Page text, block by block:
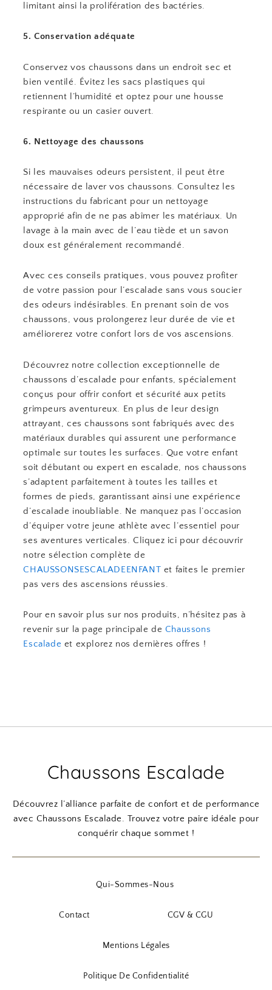
limitant ainsi la prolifération des bactéries.
5. Conservation adéquate
Conservez vos chaussons dans un endroit sec et
bien ventilé. Évitez les sacs plastiques qui
retiennent l’humidité et optez pour une housse
respirante ou un casier ouvert.
6. Nettoyage des chaussons
Si les mauvaises odeurs persistent, il peut être
nécessaire de laver vos chaussons. Consultez les
instructions du fabricant pour un nettoyage
approprié afin de ne pas abîmer les matériaux. Un
lavage à la main avec de l’eau tiède et un savon
doux est généralement recommandé.
Avec ces conseils pratiques, vous pouvez profiter
de votre passion pour l’escalade sans vous soucier
des odeurs indésirables. En prenant soin de vos
chaussons, vous prolongerez leur durée de vie et
améliorerez votre confort lors de vos ascensions.
Découvrez notre collection exceptionnelle de
chaussons d’escalade pour enfants, spécialement
conçus pour offrir confort et sécurité aux petits
grimpeurs aventureux. En plus de leur design
attrayant, ces chaussons sont fabriqués avec des
matériaux durables qui assurent une performance
optimale sur toutes les surfaces. Que votre enfant
soit débutant ou expert en escalade, nos chaussons
s’adaptent parfaitement à toutes les tailles et
formes de pieds, garantissant ainsi une expérience
d’escalade inoubliable. Ne manquez pas l’occasion
d’équiper votre jeune athlète avec l’essentiel pour
ses aventures verticales. Cliquez ici pour découvrir
notre sélection complète de
CHAUSSONSESCALADEENFANT et faites le premier
pas vers des ascensions réussies.
Pour en savoir plus sur nos produits, n’hésitez pas à
revenir sur la page principale de Chaussons
Escalade et explorez nos dernières offres !
Chaussons Escalade
Découvrez l’alliance parfaite de confort et de performance
avec Chaussons Escalade. Trouvez votre paire idéale pour
conquérir chaque sommet !
Qui-Sommes-Nous
Contact CGV & CGU
Mentions Légales
Politique De Confidentialité